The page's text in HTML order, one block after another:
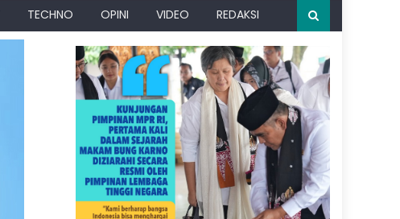
TECHNO OPINI VIDEO REDAKSI